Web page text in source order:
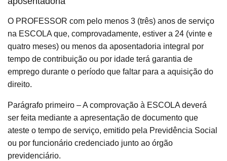
O PROFESSOR com pelo menos 3 (três) anos de serviço
na ESCOLA que, comprovadamente, estiver a 24 (vinte e
quatro meses) ou menos da aposentadoria integral por
tempo de contribuição ou por idade terá garantia de
emprego durante o período que faltar para a aquisição do
direito.
Parágrafo primeiro – A comprovação à ESCOLA deverá
ser feita mediante a apresentação de documento que
ateste o tempo de serviço, emitido pela Previdência Social
ou por funcionário credenciado junto ao órgão
previdenciário.